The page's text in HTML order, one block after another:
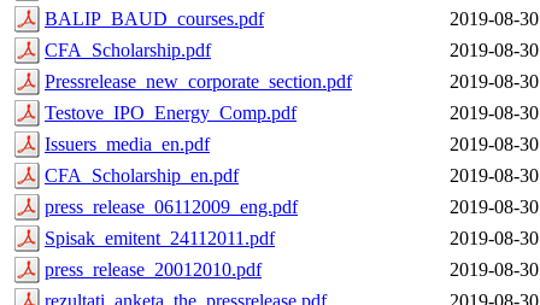
BALIP_BAUD_courses.pdf
2019-08-
CFA_Scholarship.pdf
2019-08-
Pressrelease_new_corporate_section.pdf
2019-08-
Testove_IPO_Energy_Comp.pdf
2019-08-
Issuers_media_en.pdf
2019-08-
CFA_Scholarship_en.pdf
2019-08-
press_release_06112009_eng.pdf
2019-08-
Spisak_emitent_24112011.pdf
2019-08-
press_release_20012010.pdf
2019-08-